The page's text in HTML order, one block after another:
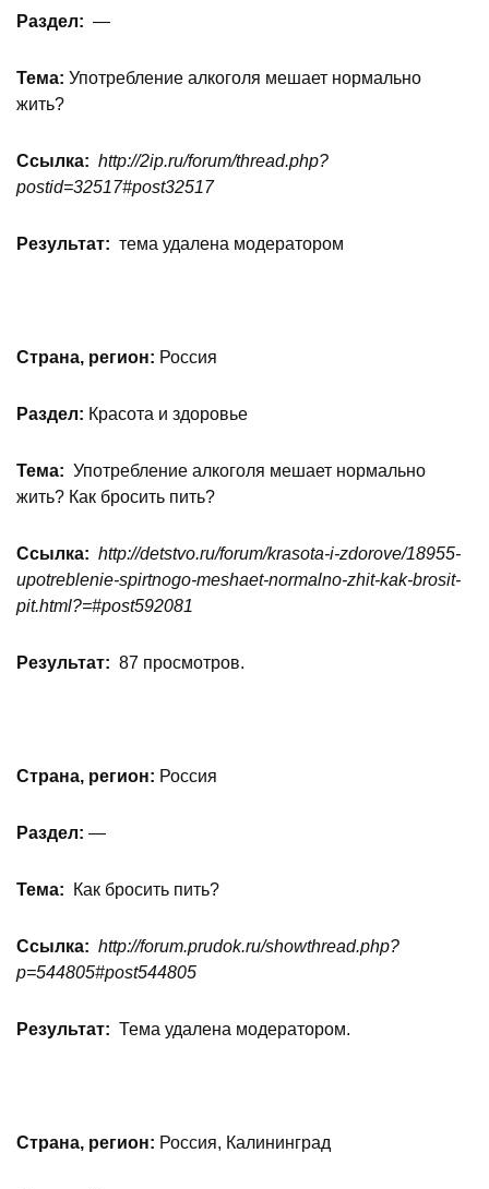
Раздел: —
Тема: Употребление алкоголя мешает нормально
жить?
Ссылка: http://2ip.ru/forum/thread.php?
postid=32517#post32517
Результат: тема удалена модератором
Страна, регион: Россия
Раздел: Красота и здоровье
Тема: Употребление алкоголя мешает нормально
жить? Как бросить пить?
Ссылка: http://detstvo.ru/forum/krasota-i-zdorove/18955-
upotreblenie-spirtnogo-meshaet-normalno-zhit-kak-brosit-
pit.html?=#post592081
Результат: 87 просмотров.
Страна, регион: Россия
Раздел: —
Тема: Как бросить пить?
Ссылка: http://forum.prudok.ru/showthread.php?
p=544805#post544805
Результат: Тема удалена модератором.
Страна, регион: Россия, Калининград